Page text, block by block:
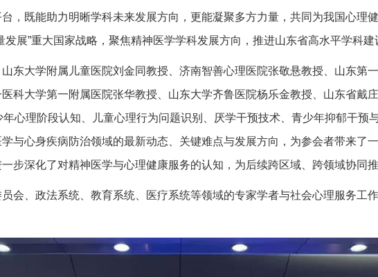
，既能助力明晰学科未来发展方向，更能凝聚多方力量，共同为我国心理
展”重大国家战略，聚焦精神医学学科发展方向，推进山东省高水平学科建
东大学附属儿童医院刘金同教授、济南智善心理医院张敬悬教授、山东第
科大学第一附属医院张华教授、山东大学齐鲁医院杨乐金教授、山东省戴
心理阶段认知、儿童心理行为问题识别、厌学干预技术、青少年抑郁干预
与心身疾病防治领域的最新动态、关键难点与发展方向，为参会者带来了
步深化了对精神医学与心理健康服务的认知，为后续跨区域、跨领域协同
会、政法系统、教育系统、医疗系统等领域的专家学者与社会心理服务工